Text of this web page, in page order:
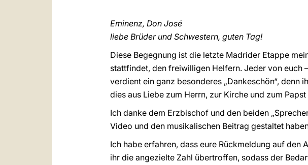
Eminenz, Don José
liebe Brüder und Schwestern, guten Tag!
Diese Begegnung ist die letzte Madrider Etappe
stattfindet, den freiwilligen Helfern. Jeder von euch
verdient ein ganz besonderes „Dankeschön“, denn
dies aus Liebe zum Herrn, zur Kirche und zum
Ich danke dem Erzbischof und den beiden
Video und den musikalischen Beitrag gestaltet
Ich habe erfahren, dass eure Rückmeldung auf
ihr die angezielte Zahl übertroffen, sodass der